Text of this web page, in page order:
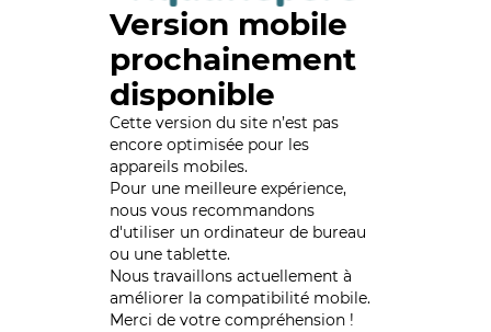
Version mobile
prochainement
disponible
Cette version du site n’est pas
encore optimisée pour les
appareils mobiles.
Pour une meilleure expérience,
nous vous recommandons
d'utiliser un ordinateur de bureau
ou une tablette.
Nous travaillons actuellement à
améliorer la compatibilité mobile.
Merci de votre compréhension !